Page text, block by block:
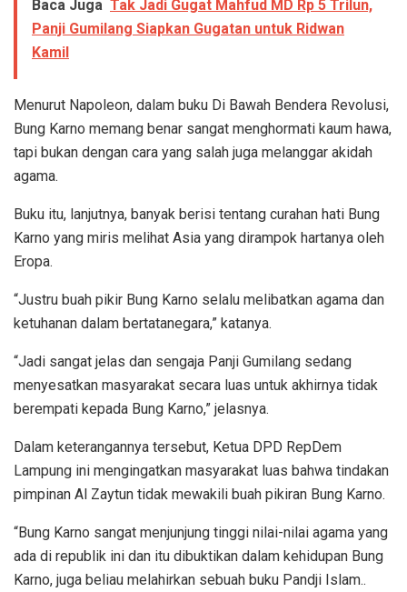
Baca Juga Tak Jadi Gugat Mahfud MD Rp 5 Trilun,
Panji Gumilang Siapkan Gugatan untuk Ridwan
Kamil
Menurut Napoleon, dalam buku Di Bawah Bendera Revolusi,
Bung Karno memang benar sangat menghormati kaum hawa,
tapi bukan dengan cara yang salah juga melanggar akidah
agama.
Buku itu, lanjutnya, banyak berisi tentang curahan hati Bung
Karno yang miris melihat Asia yang dirampok hartanya oleh
Eropa.
“Justru buah pikir Bung Karno selalu melibatkan agama dan
ketuhanan dalam bertatanegara,” katanya.
“Jadi sangat jelas dan sengaja Panji Gumilang sedang
menyesatkan masyarakat secara luas untuk akhirnya tidak
berempati kepada Bung Karno,” jelasnya.
Dalam keterangannya tersebut, Ketua DPD RepDem
Lampung ini mengingatkan masyarakat luas bahwa tindakan
pimpinan Al Zaytun tidak mewakili buah pikiran Bung Karno.
“Bung Karno sangat menjunjung tinggi nilai-nilai agama yang
ada di republik ini dan itu dibuktikan dalam kehidupan Bung
Karno, juga beliau melahirkan sebuah buku Pandji Islam..